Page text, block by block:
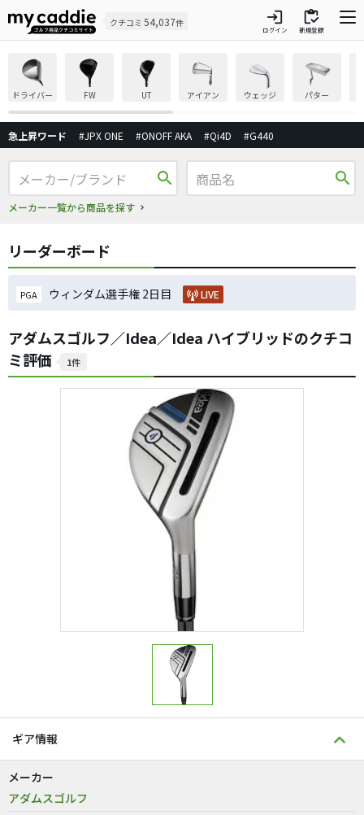
クチコミ 54,037件 login
ログイン
inventory
新規登録
ドライバー FW UT アイアン ウェッジ パター
急上昇ワード #JPX ONE #ONOFF AKA #Qi4D #G440
search
メーカー一覧から商品を探す
search
リーダーボード
PGA ウィンダム選手権 2日目 LIVE
アダムスゴルフ／Idea／Idea ハイブリッドのクチコ
ミ評価
1件
ギア情報
メーカー
アダムスゴルフ